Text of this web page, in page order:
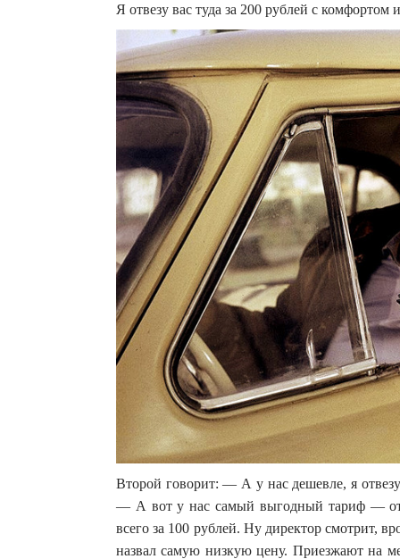
Я отвезу вас туда за 200 рублей с комфортом
Второй говорит: — А у нас дешевле, я
— А вот у нас самый выгодный тариф —
всего за 100 рублей. Ну директор смотрит,
назвал самую низкую цену. Приезжают на